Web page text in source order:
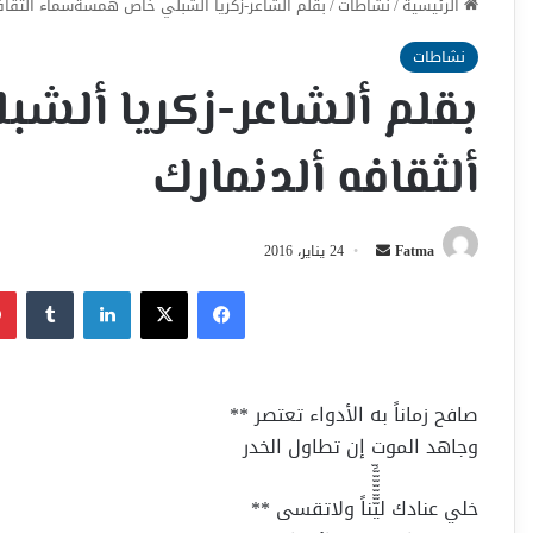
نشاطات
بقلم ألشاعر-زكريا
ألثقافه ألدنمارك
Fatma
أرسل 24 يناير، 2016
فيسبوك‫X لينكدإن
صافح زماناً به الأدواء تعتصر **
وجاهد الموت إن تطاول الخدر
خلي عنادك ليِّّّّّّّّّناً ولاتقسى **